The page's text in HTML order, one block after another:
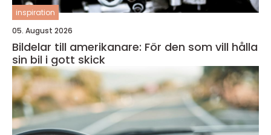
inspiration
05. August 2026
Bildelar till amerikanare: För den som vill hålla
sin bil i gott skick